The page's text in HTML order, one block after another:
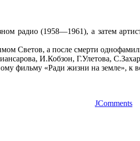
радио (1958—1961), а затем
Светов, а после смерти
И.Кобзон, Г.Улетова,
фильму «Ради жизни на земле»,
JComments